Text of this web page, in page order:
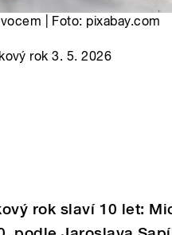
| Foto: pixabay.com
rok 3. 5. 2026
rok slaví 10 let: